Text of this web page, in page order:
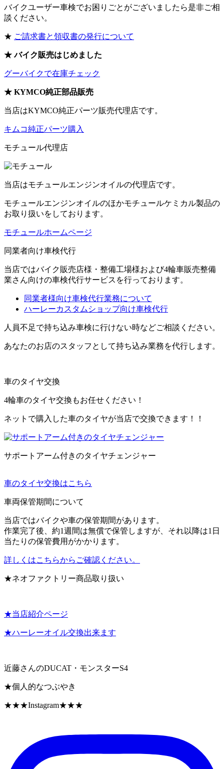
バイクユーザー車検でお困りごとがございましたら是非ご相
談ください。
★ ご請求書と領収書の発行について
★ バイク販売はじめました
グーバイクで在庫チェック
★ KYMCO純正部品販売
当店はKYMCO純正パーツ販売代理店です。
キムコ純正パーツ購入
モチュール代理店
当店はモチュールエンジンオイルの代理店です。
モチュールエンジンオイルのほかモチュールケミカル製品の
お取り扱いをしております。
モチュールホームページ
同業者向け車検代行
当店ではバイク販売店様・整備工場様および4輪車販売整備
業さん向けの車検代行サービスを行っております。
同業者様向け車検代行業務について
ハーレーカスタムショップ向け車検代行
人員不足で持ち込み車検に行けない時などご相談ください。
あなたのお店のスタッフとして持ち込み業務を代行します。
車のタイヤ交換
4輪車のタイヤ交換もお任せください！
ネットで購入した車のタイヤが当店で交換できます！！
サポートアーム付きのタイヤチェンジャー
車のタイヤ交換はこちら
車両保管期間について
当店ではバイクや車の保管期間があります。
作業完了後、約1週間は無償で保管しますが、それ以降は1日
当たりの保管費用がかかります。
詳しくはこちらからご確認ください。
★ネオファクトリー商品取り扱い
★当店紹介ページ
★ハーレーオイル交換出来ます
近藤さんのDUCAT・モンスターS4
★個人的なつぶやき
★★★Instagram★★★